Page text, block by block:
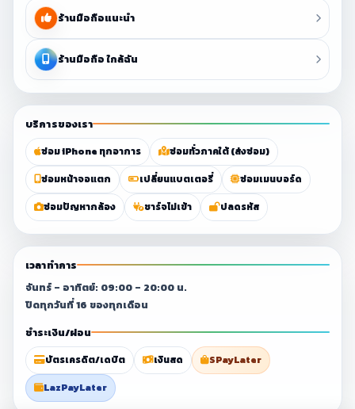
ร้านมือถือแนะนำ
ร้านมือถือ ใกล้ฉัน
บริการของเรา
ซ่อม iPhone ทุกอาการ
ซ่อมทั่วภาคใต้ (ส่งซ่อม)
ซ่อมหน้าจอแตก
เปลี่ยนแบตเตอรี่
ซ่อมเมนบอร์ด
ซ่อมปัญหากล้อง
ชาร์จไม่เข้า ปลดรหัส
เวลาทำการ
จันทร์ – อาทิตย์: 09:00 – 20:00 น.
ปิดทุกวันที่ 16 ของทุกเดือน
ชำระเงิน/ผ่อน
บัตรเครดิต/เดบิต เงินสด
SPayLater
LazPayLater